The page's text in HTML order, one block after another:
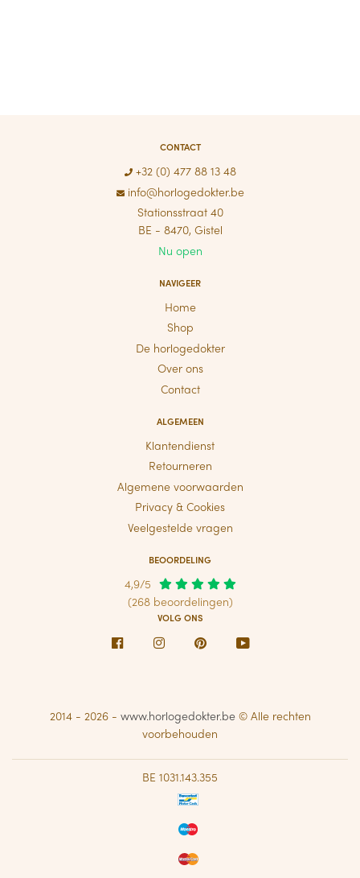
CONTACT
+32 (0) 477 88 13 48
info@horlogedokter.be
Stationsstraat 40
BE - 8470, Gistel
Nu open
NAVIGEER
Home
Shop
De horlogedokter
Over ons
Contact
ALGEMEEN
Klantendienst
Retourneren
Algemene voorwaarden
Privacy & Cookies
Veelgestelde vragen
BEOORDELING
4,9/5
(268 beoordelingen)
VOLG ONS
Facebook Instagram PinterestYoutube
2014 - 2026 - www.horlogedokter.be© Alle rechten
voorbehouden
BE 1031.143.355